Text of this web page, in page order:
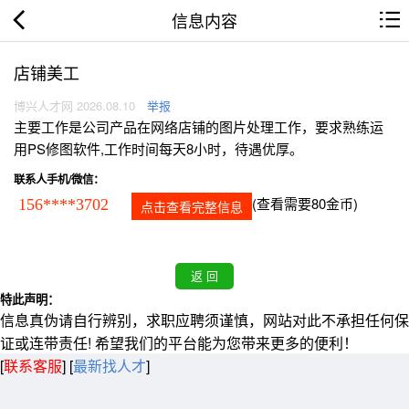
信息内容
店铺美工
博兴人才网 2026.08.10 举报
主要工作是公司产品在网络店铺的图片处理工作，要求熟练运
用PS修图软件,工作时间每天8小时，待遇优厚。
联系人手机/微信：
156****3702 点击查看完整信息 (查看需要80金币)
特此声明：
信息真伪请自行辨别，求职应聘须谨慎，网站对此不承担任何保
证或连带责任! 希望我们的平台能为您带来更多的便利！
[联系客服] [最新找人才]